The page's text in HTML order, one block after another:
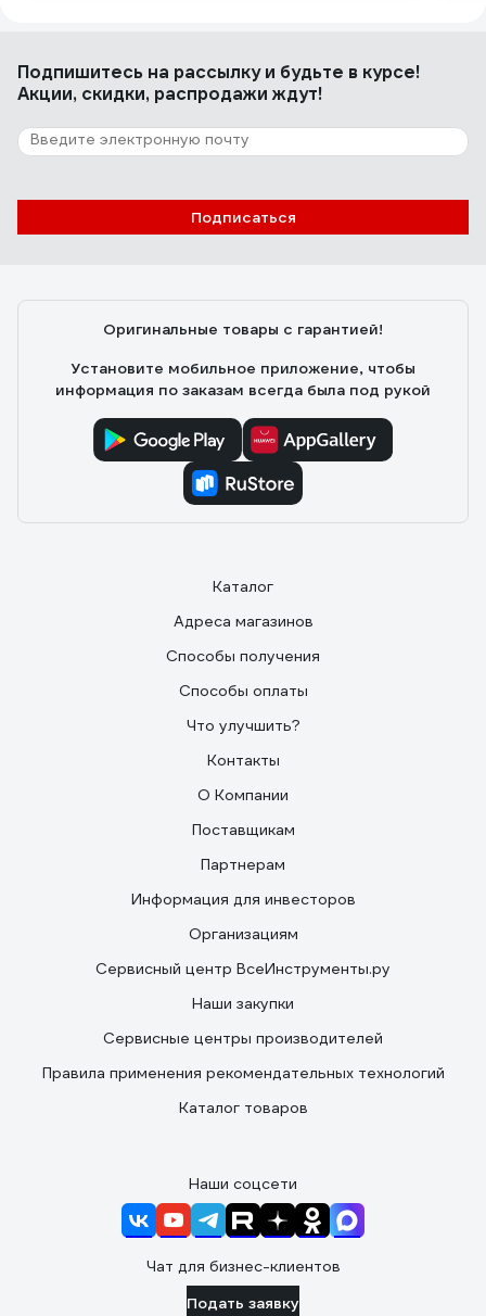
Подпишитесь на рассылкуи будьте в курсе!
Акции, скидки, распродажи ждут!
Подписаться
Оригинальные товары с гарантией!
Установите мобильное приложение, чтобы
информация по заказам всегда была под рукой
Каталог
Адреса магазинов
Способы получения
Способы оплаты
Что улучшить?
Контакты
О Компании
Поставщикам
Партнерам
Информация для инвесторов
Организациям
Сервисный центр ВсеИнструменты.ру
Наши закупки
Сервисные центры производителей
Правила применения рекомендательных технологий
Каталог товаров
Наши соцсети
Чат для бизнес-клиентов
Подать заявку